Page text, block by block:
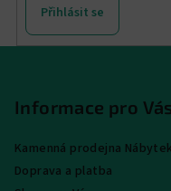
Přihlásit se
Informace pro
Kamenná prodejna
Doprava a platba